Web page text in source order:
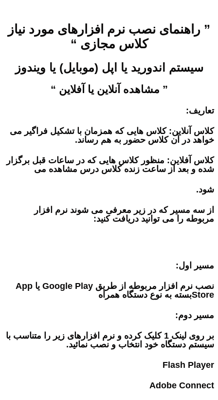
” راهنمای نصب نرم افزارهای مورد نیاز
کلاس مجازی “
سیستم اندورید یا اپل (موبایل) یا ویندوز
” مشاهده آنلاین یا آفلاین “
تعاریف:
کلاس آنلاین: کلاس هایی که همزمان با تشکیل فراگیر می
خواهد در آن کلاس حضور به هم رساند.
کلاس آفلاین: منظور کلاس هایی که در ساعات قبل برگزار
شده و بعد از ساعت زنده کلاس درس مشاهده می
شود.
از سه مسیر که در زیر معرفی می شوند نرم افزار
مربوطه را می توانید دریافت کنید:
مسیر اول:
نصب نرم افزار مربوطه از طریق Google Play یا App
Storeبسته به نوع دستگاه همراه
مسیر دوم:
بر روی لینک 1 کلیک کرده و نرم افزارهای زیر را متناسب با
سیستم دستگاه خود انتخاب و نصب نمائید.
Flash Player
Adobe Connect